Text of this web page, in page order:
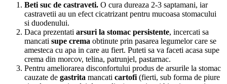
Beti suc de castraveti. O cura dureaza 2-3 saptamani, iar
castravetii au un efect cicatrizant pentru mucoasa stomacului
si duodenului.
Daca prezentati arsuri la stomac persistente, incercati sa
mancati supe crema obtinute prin pasarea legumelor care se
amesteca cu apa in care au fiert. Puteti sa va faceti acasa supe
crema din morcov, telina, patrunjel, pastarnac.
Pentru ameliorarea disconfortului produs de arsurile la stomac
cauzate de gastrita mancati cartofi(fierti, sub forma de piure